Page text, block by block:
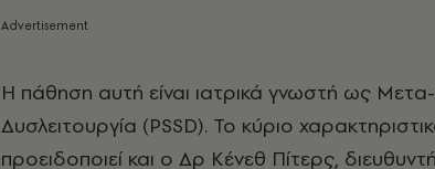
Η πάθηση αυτή είναι ιατρικά γνωστή ως Μετα-
Δυσλειτουργία (PSSD). Το κύριο
προειδοποιεί και ο Δρ Κένεθ Πίτερς,